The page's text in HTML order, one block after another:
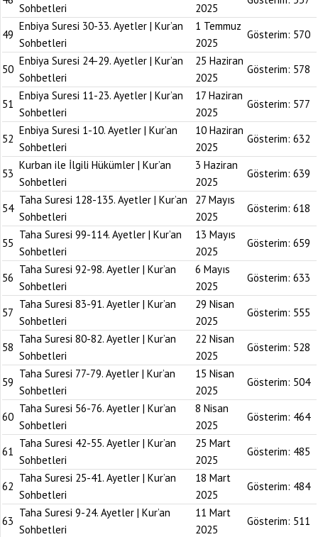
Sohbetleri 2025
49
Enbiya Suresi 30-33. Ayetler | Kur’an
Sohbetleri
1 Temmuz
2025
Gösterim: 570
50
Enbiya Suresi 24-29. Ayetler | Kur’an
Sohbetleri
25 Haziran
2025
Gösterim: 578
51
Enbiya Suresi 11-23. Ayetler | Kur’an
Sohbetleri
17 Haziran
2025
Gösterim: 577
52
Enbiya Suresi 1-10. Ayetler | Kur’an
Sohbetleri
10 Haziran
2025
Gösterim: 632
53
Kurban ile İlgili Hükümler | Kur’an
Sohbetleri
3 Haziran
2025
Gösterim: 639
54
Taha Suresi 128-135. Ayetler | Kur’an
Sohbetleri
27 Mayıs
2025
Gösterim: 618
55
Taha Suresi 99-114. Ayetler | Kur’an
Sohbetleri
13 Mayıs
2025
Gösterim: 659
56
Taha Suresi 92-98. Ayetler | Kur’an
Sohbetleri
6 Mayıs
2025
Gösterim: 633
57
Taha Suresi 83-91. Ayetler | Kur’an
Sohbetleri
29 Nisan
2025
Gösterim: 555
58
Taha Suresi 80-82. Ayetler | Kur’an
Sohbetleri
22 Nisan
2025
Gösterim: 528
59
Taha Suresi 77-79. Ayetler | Kur’an
Sohbetleri
15 Nisan
2025
Gösterim: 504
60
Taha Suresi 56-76. Ayetler | Kur’an
Sohbetleri
8 Nisan
2025
Gösterim: 464
61
Taha Suresi 42-55. Ayetler | Kur’an
Sohbetleri
25 Mart
2025
Gösterim: 485
62
Taha Suresi 25-41. Ayetler | Kur’an
Sohbetleri
18 Mart
2025
Gösterim: 484
63
Taha Suresi 9-24. Ayetler | Kur’an
Sohbetleri
11 Mart
2025
Gösterim: 511